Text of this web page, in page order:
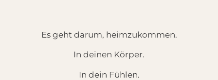
Es geht darum, heimzukommen.
In deinen Körper.
In dein Fühlen.